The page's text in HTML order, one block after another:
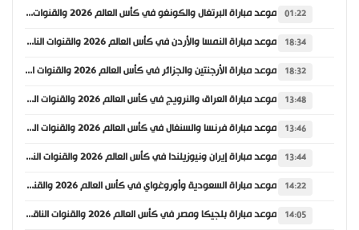
01:22 موعد مباراة البرتغال والكونغو في كأس العالم 2026 والقنوات الناقلة
18:34 موعد مباراة النمسا والأردن في كأس العالم 2026 والقنوات الناقلة
18:32 موعد مباراة الأرجنتين والجزائر في كأس العالم 2026 والقنوات الناقلة
13:48 موعد مباراة العراق والنرويج في كأس العالم 2026 والقنوات الناقلة
13:46 موعد مباراة فرنسا والسنغال في كأس العالم 2026 والقنوات الناقلة
13:44 موعد مباراة إيران ونيوزيلندا في كأس العالم 2026 والقنوات الناقلة
14:22 موعد مباراة السعودية وأوروغواي في كأس العالم 2026 والقنوات الناقلة
14:05 موعد مباراة بلجيكا ومصر في كأس العالم 2026 والقنوات الناقلة